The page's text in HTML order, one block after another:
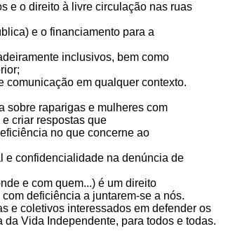
e o direito à livre circulação nas ruas
e o financiamento para a
inclusivos, bem como
comunicação em qualquer contexto.
sobre raparigas e mulheres com
criar respostas que
no que concerne ao
e confidencialidade na denúncia de
e com quem...) é um direito
deficiência a juntarem-se a nós.
e coletivos interessados em defender os
Vida Independente, para todos e todas.